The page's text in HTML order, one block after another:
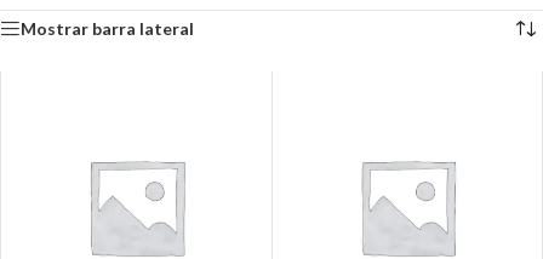
Mostrar barra lateral